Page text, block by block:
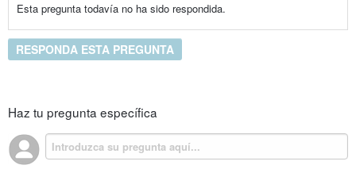
Esta pregunta todavía no ha sido respondida.
RESPONDA ESTA PREGUNTA
Haz tu pregunta específica